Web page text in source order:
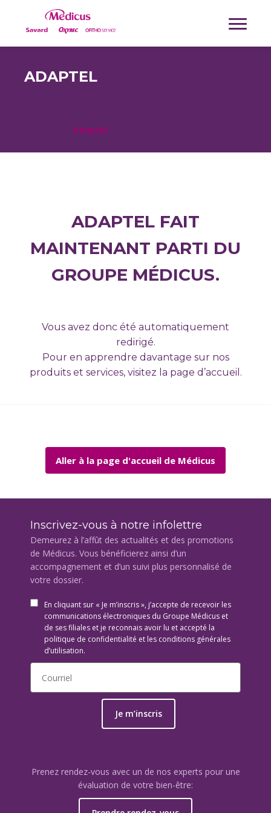
ADAPTEL
Adaptel
ADAPTEL FAIT
MAINTENANT PARTI DU
GROUPE MÉDICUS.
Vous avez donc été automatiquement
redirigé.
Pour en apprendre davantage sur nos
produits et services, visitez la page d’accueil.
Aller à la page d'accueil de Médicus
Inscrivez-vous à notre infolettre
Demeurez à l’affût des actualités et des promotions
de Médicus. Vous bénéficierez ainsi d’un
accompagnement et d’un suivi plus personnalisé de
votre dossier.
En cliquant sur « Je m’inscris », j’accepte de recevoir les
communications électroniques du Groupe Médicus et
de ses filiales et je reconnais avoir lu et accepté la
politique de confidentialité et les conditions générales
d’utilisation.
Je m’inscris
Prenez rendez-vous avec un de nos experts pour une
évaluation de votre bien-être: